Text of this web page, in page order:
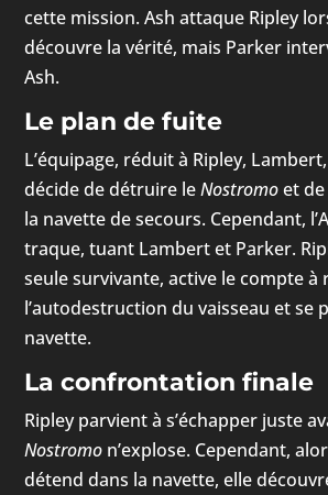
cette mission. Ash attaque Ripley
découvre la vérité, mais Parker
Ash.
Le plan de fuite
L’équipage, réduit à Ripley,
décide de détruire leNostromoet de
la navette de secours. Cependant,
traque, tuant Lambert et Parker.
seule survivante, active le compte à
l’autodestruction du vaisseau et se
navette.
La confrontation finale
Ripley parvient à s’échapper juste
Nostromo n’explose. Cependant,
détend dans la navette, elle